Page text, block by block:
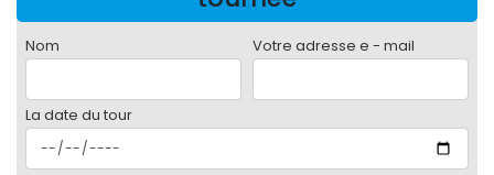
Nom Votre adresse e - mail
La date du tour